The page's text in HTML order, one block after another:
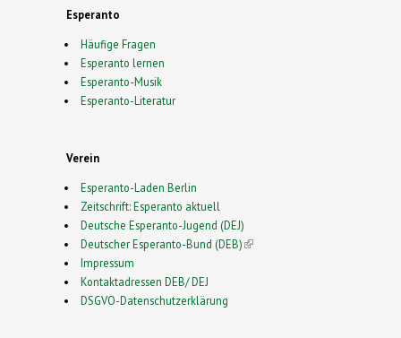
Esperanto
Häufige Fragen
Esperanto lernen
Esperanto-Musik
Esperanto-Literatur
Verein
Esperanto-Laden Berlin
Zeitschrift: Esperanto aktuell
Deutsche Esperanto-Jugend (DEJ)
Deutscher Esperanto-Bund (DEB)(link is external)
Impressum
Kontaktadressen DEB/ DEJ
DSGVO-Datenschutzerklärung